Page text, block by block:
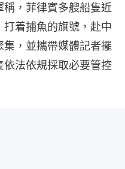
，菲律賓多艘船隻近
打着捕魚的旗號，赴中
集，並攜帶媒體記者擺
法依規採取必要管控